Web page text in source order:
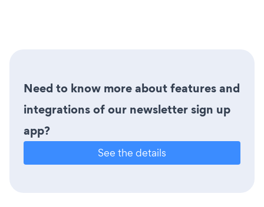
Need to know more about features and
integrations of our newsletter sign up
app?
See the details